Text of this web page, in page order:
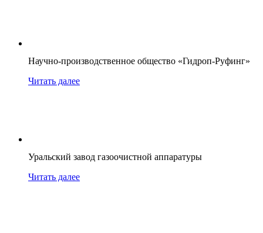
Научно-производственное общество «Гидроп-Руфинг»
Читать далее
Уральский завод газоочистной аппаратуры
Читать далее